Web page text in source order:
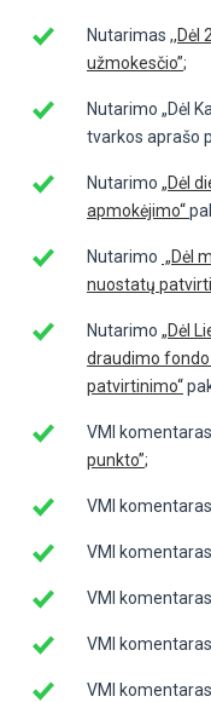
Nutarimas ,,Dėl
užmokesčio”;
Nutarimo „Dėl
tvarkos aprašo
Nutarimo „Dėl
apmokėjimo“
Nutarimo „Dėl
nuostatų
Nutarimo „Dėl
draudimo
patvirtinimo“
VMI komentaras
punkto”;
VMI komentaras
VMI komentaras
VMI komentaras
VMI komentaras
VMI komentaras